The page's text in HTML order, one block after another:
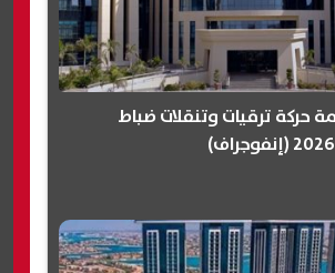
حركة ترقيات وتنقلات ضباط